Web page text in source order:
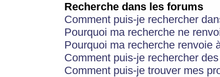
Recherche dans les forums
Comment puis-je rechercher
Pourquoi ma recherche ne
Pourquoi ma recherche renvoie
Comment puis-je rechercher
Comment puis-je trouver mes